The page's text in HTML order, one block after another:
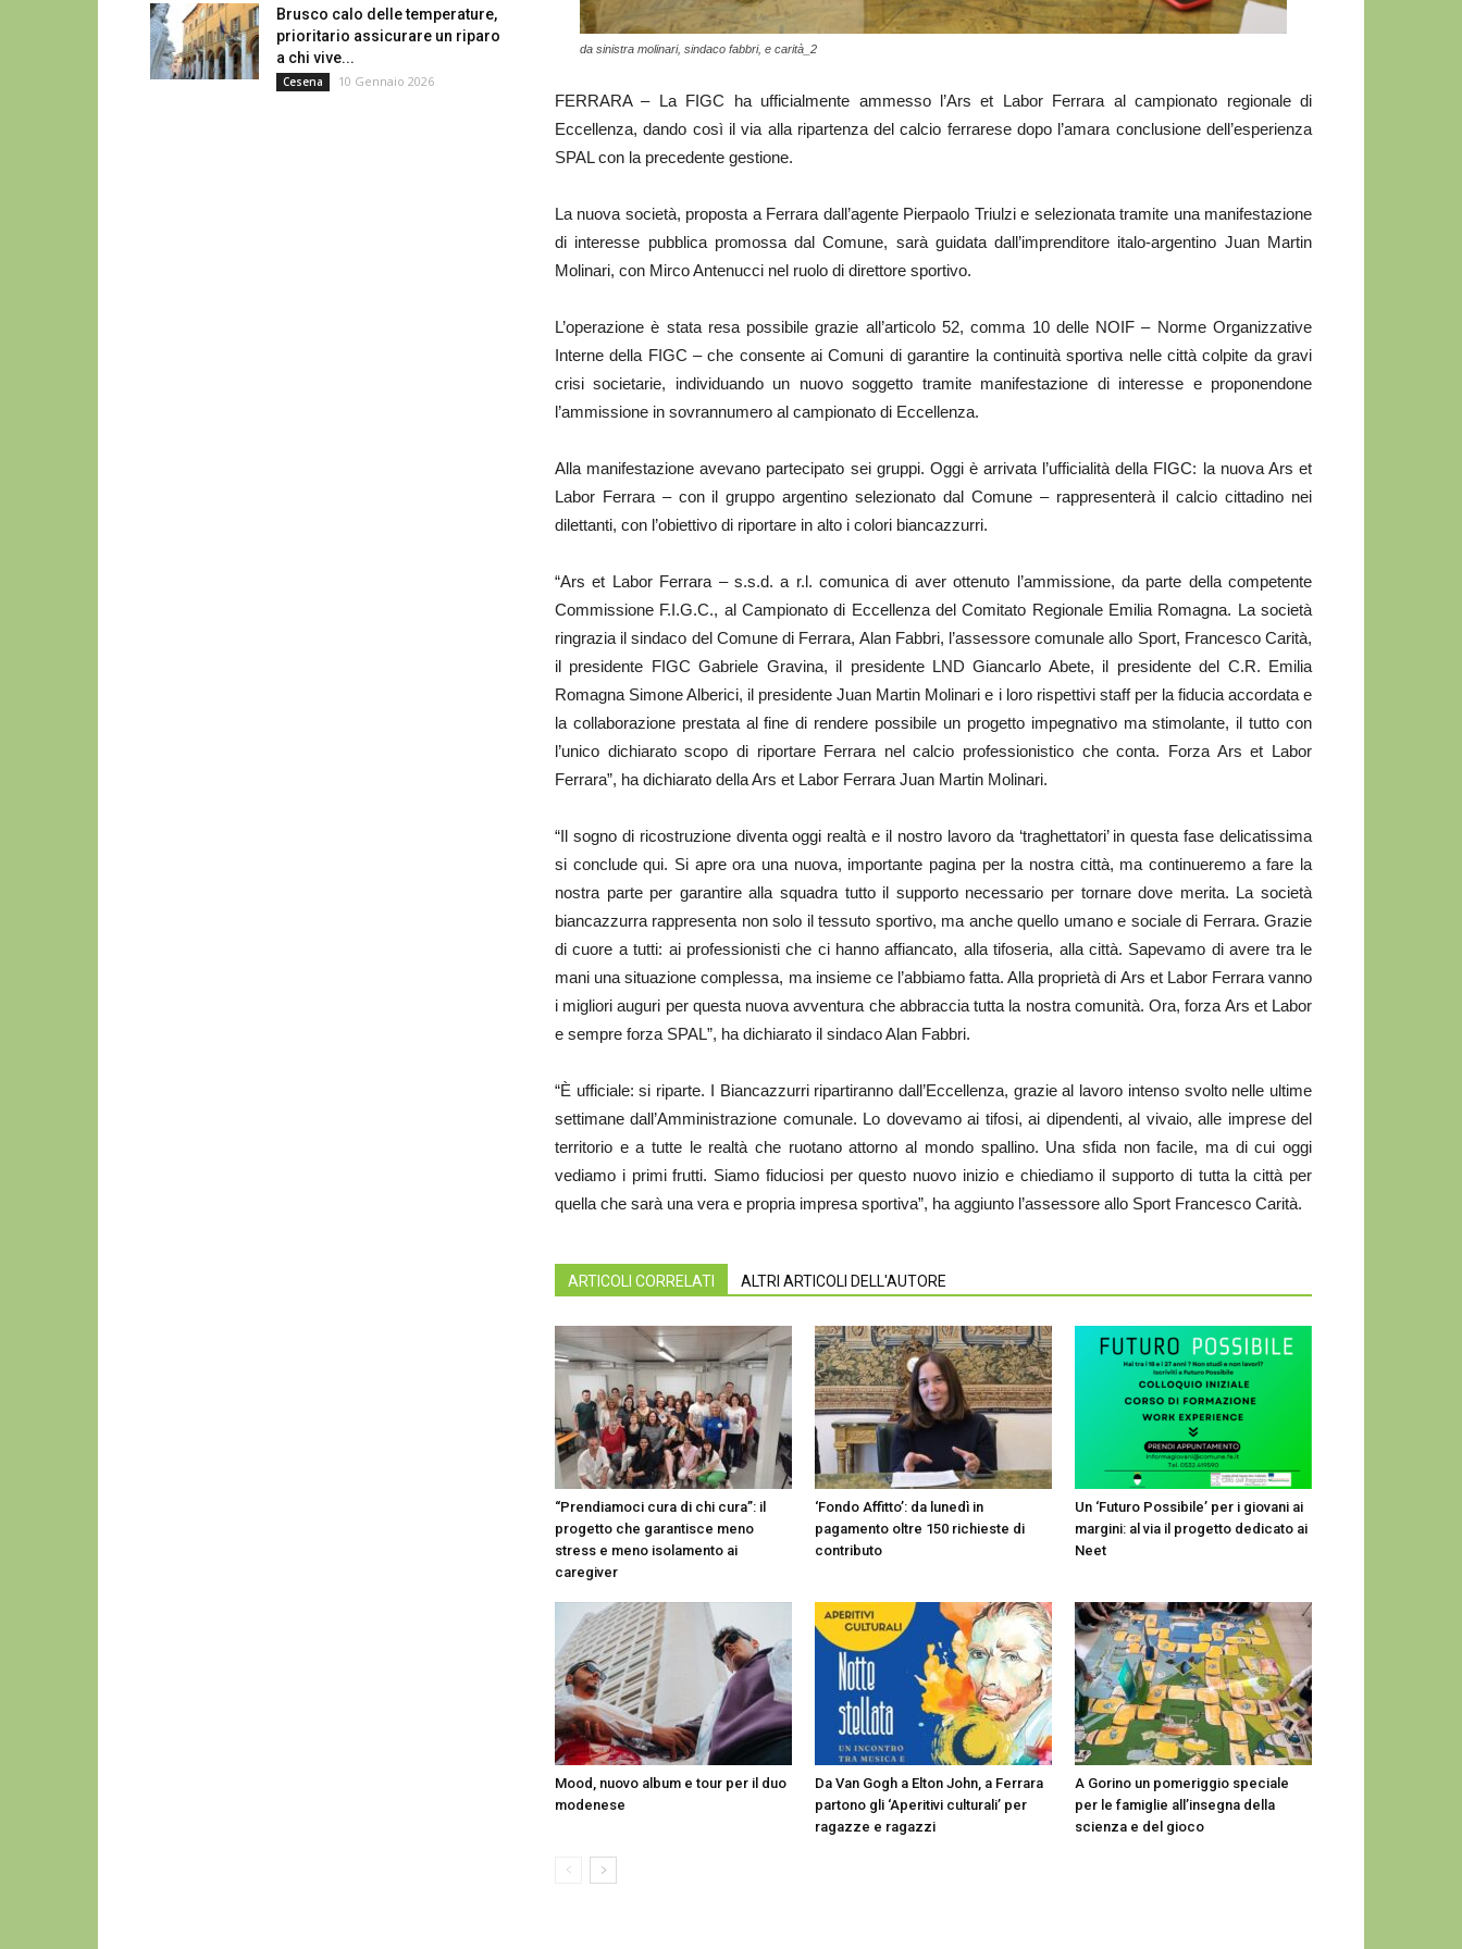
da sinistra molinari, sindaco fabbri, e carità_2
FERRARA – La FIGC ha ufficialmente ammesso l’Ars et Labor Ferrara al campionato regionale di
Eccellenza, dando così il via alla ripartenza del calcio ferrarese dopo l’amara conclusione dell’esperienza
SPAL con la precedente gestione.
La nuova società, proposta a Ferrara dall’agente Pierpaolo Triulzi e selezionata tramite una manifestazione
di interesse pubblica promossa dal Comune, sarà guidata dall’imprenditore italo-argentino Juan Martin
Molinari, con Mirco Antenucci nel ruolo di direttore sportivo.
L’operazione è stata resa possibile grazie all’articolo 52, comma 10 delle NOIF – Norme Organizzative
Interne della FIGC – che consente ai Comuni di garantire la continuità sportiva nelle città colpite da gravi
crisi societarie, individuando un nuovo soggetto tramite manifestazione di interesse e proponendone
l’ammissione in sovrannumero al campionato di Eccellenza.
Alla manifestazione avevano partecipato sei gruppi. Oggi è arrivata l’ufficialità della FIGC: la nuova Ars et
Labor Ferrara – con il gruppo argentino selezionato dal Comune – rappresenterà il calcio cittadino nei
dilettanti, con l’obiettivo di riportare in alto i colori biancazzurri.
“Ars et Labor Ferrara – s.s.d. a r.l. comunica di aver ottenuto l’ammissione, da parte della competente
Commissione F.I.G.C., al Campionato di Eccellenza del Comitato Regionale Emilia Romagna. La società
ringrazia il sindaco del Comune di Ferrara, Alan Fabbri, l’assessore comunale allo Sport, Francesco Carità,
il presidente FIGC Gabriele Gravina, il presidente LND Giancarlo Abete, il presidente del C.R. Emilia
Romagna Simone Alberici, il presidente Juan Martin Molinari e i loro rispettivi staff per la fiducia accordata e
la collaborazione prestata al fine di rendere possibile un progetto impegnativo ma stimolante, il tutto con
l’unico dichiarato scopo di riportare Ferrara nel calcio professionistico che conta. Forza Ars et Labor
Ferrara”, ha dichiarato della Ars et Labor Ferrara Juan Martin Molinari.
“Il sogno di ricostruzione diventa oggi realtà e il nostro lavoro da ‘traghettatori’ in questa fase delicatissima
si conclude qui. Si apre ora una nuova, importante pagina per la nostra città, ma continueremo a fare la
nostra parte per garantire alla squadra tutto il supporto necessario per tornare dove merita. La società
biancazzurra rappresenta non solo il tessuto sportivo, ma anche quello umano e sociale di Ferrara. Grazie
di cuore a tutti: ai professionisti che ci hanno affiancato, alla tifoseria, alla città. Sapevamo di avere tra le
mani una situazione complessa, ma insieme ce l’abbiamo fatta. Alla proprietà di Ars et Labor Ferrara vanno
i migliori auguri per questa nuova avventura che abbraccia tutta la nostra comunità. Ora, forza Ars et Labor
e sempre forza SPAL”, ha dichiarato il sindaco Alan Fabbri.
“È ufficiale: si riparte. I Biancazzurri ripartiranno dall’Eccellenza, grazie al lavoro intenso svolto nelle ultime
settimane dall’Amministrazione comunale. Lo dovevamo ai tifosi, ai dipendenti, al vivaio, alle imprese del
territorio e a tutte le realtà che ruotano attorno al mondo spallino. Una sfida non facile, ma di cui oggi
vediamo i primi frutti. Siamo fiduciosi per questo nuovo inizio e chiediamo il supporto di tutta la città per
quella che sarà una vera e propria impresa sportiva”, ha aggiunto l’assessore allo Sport Francesco Carità.
ARTICOLI CORRELATI ALTRI ARTICOLI DELL'AUTORE
“Prendiamoci cura di chi cura”: il
progetto che garantisce meno
stress e meno isolamento ai
caregiver
‘Fondo Affitto’: da lunedì in
pagamento oltre 150 richieste di
contributo
Un ‘Futuro Possibile’ per i giovani ai
margini: al via il progetto dedicato ai
Neet
Mood, nuovo album e tour per il duo
modenese
Da Van Gogh a Elton John, a Ferrara
partono gli ‘Aperitivi culturali’ per
ragazze e ragazzi
A Gorino un pomeriggio speciale
per le famiglie all’insegna della
scienza e del gioco
Brusco calo delle temperature,
prioritario assicurare un riparo
a chi vive...
Cesena 10 Gennaio 2026